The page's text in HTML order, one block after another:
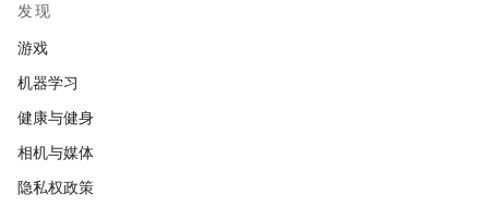
发现
游戏
机器学习
健康与健身
相机与媒体
隐私权政策